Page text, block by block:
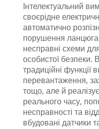
Інтелектуальний
своєрідне
автоматично
порушення ланцюга
несправні схеми
особистої безпеки.
традиційні функції
перевантаження,
тощо, але й
реального часу,
несправності та
вбудовані датчики